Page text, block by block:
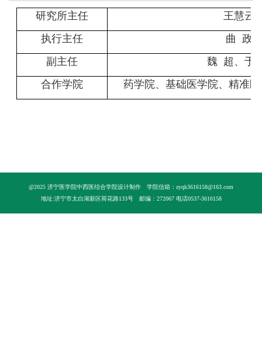
研究所主任
王慧云
执行主任
曲 政
副主任
魏 超、于
合作学院
药学院、基础医学院、精准
@2025 济宁医学院中西医结合学院设计制作
学院信箱：zyqk3616158@163.com
地址:济宁市太白湖新区荷花路133号
邮编：272067 电话0537-3616158